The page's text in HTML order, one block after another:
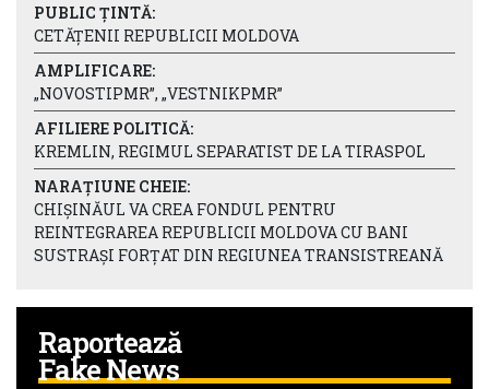
PUBLIC ȚINTĂ:
CETĂȚENII REPUBLICII MOLDOVA
AMPLIFICARE:
„NOVOSTIPMR”, „VESTNIKPMR”
AFILIERE POLITICĂ:
KREMLIN, REGIMUL SEPARATIST DE LA TIRASPOL
NARAȚIUNE CHEIE:
CHIȘINĂUL VA CREA FONDUL PENTRU
REINTEGRAREA REPUBLICII MOLDOVA CU BANI
SUSTRAȘI FORȚAT DIN REGIUNEA TRANSISTREANĂ
Raportează
Fake News